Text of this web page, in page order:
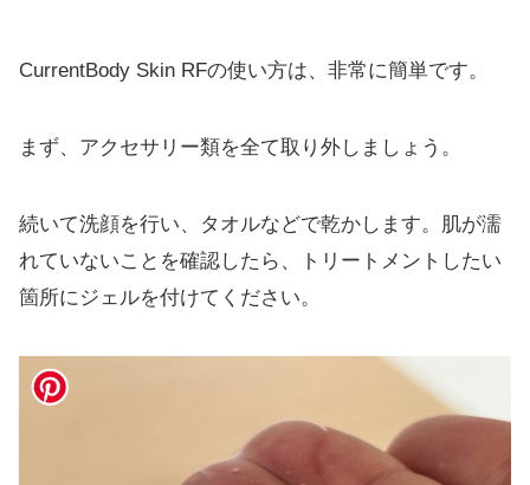
CurrentBody Skin RFの使い方は、非常に簡単です。
まず、アクセサリー類を全て取り外しましょう。
続いて洗顔を行い、タオルなどで乾かします。肌が濡
れていないことを確認したら、トリートメントしたい
箇所にジェルを付けてください。